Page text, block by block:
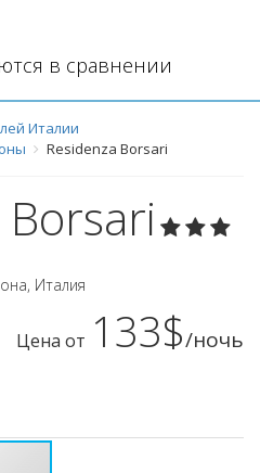
в сравнении
Италии
Residenza Borsari
, Италия
Цена от 133$/ночь